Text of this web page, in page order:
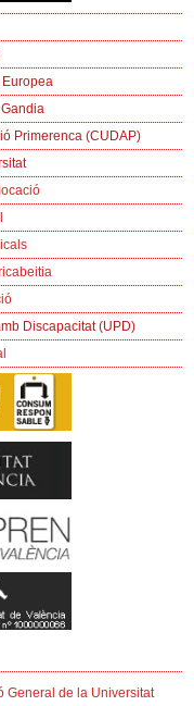
Primerenca (CUDAP)
Discapacitat (UPD)
General de la Universitat